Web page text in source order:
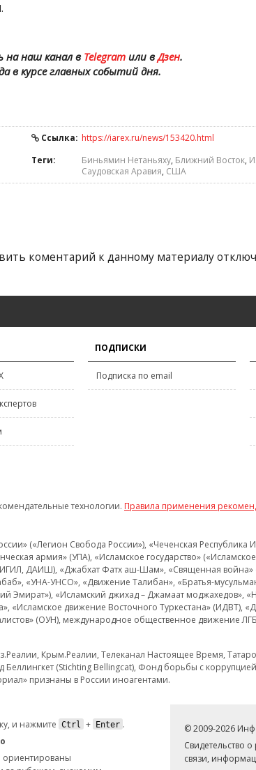
на наш канал вTelegramили вДзен.
в курсе главных событий дня.
Ссылка: https://iarex.ru/news/153420.html
Теги: Биньямин Нетаньяху, Ближний Восток,
Саудовская Аравия, США
коментарий к данному материалу
ПОДПИСКИ
Подписка по email
технологии. Правила применения
(«Легион Свобода России»), «Чеченская Республика
армия» (УПА), «Исламское государство»
ДАИШ), «Джабхат Фатх аш-Шам», «Священная война»
«УНА-УНСО», «Движение Талибан», «Братья-
Эмират»), «Исламский джихад – Джамаат
«Исламское движение Восточного Туркестана»
(ОУН), международное общественное движение
Крым.Реалии, Телеканал Настоящее Время,
(Stichting Bellingcat), Фонд борьбы с
признаны в России иноагентами.
и нажмите Ctrl + Enter .
ориентированы
© 2009-2026
Свидетельство
связи,